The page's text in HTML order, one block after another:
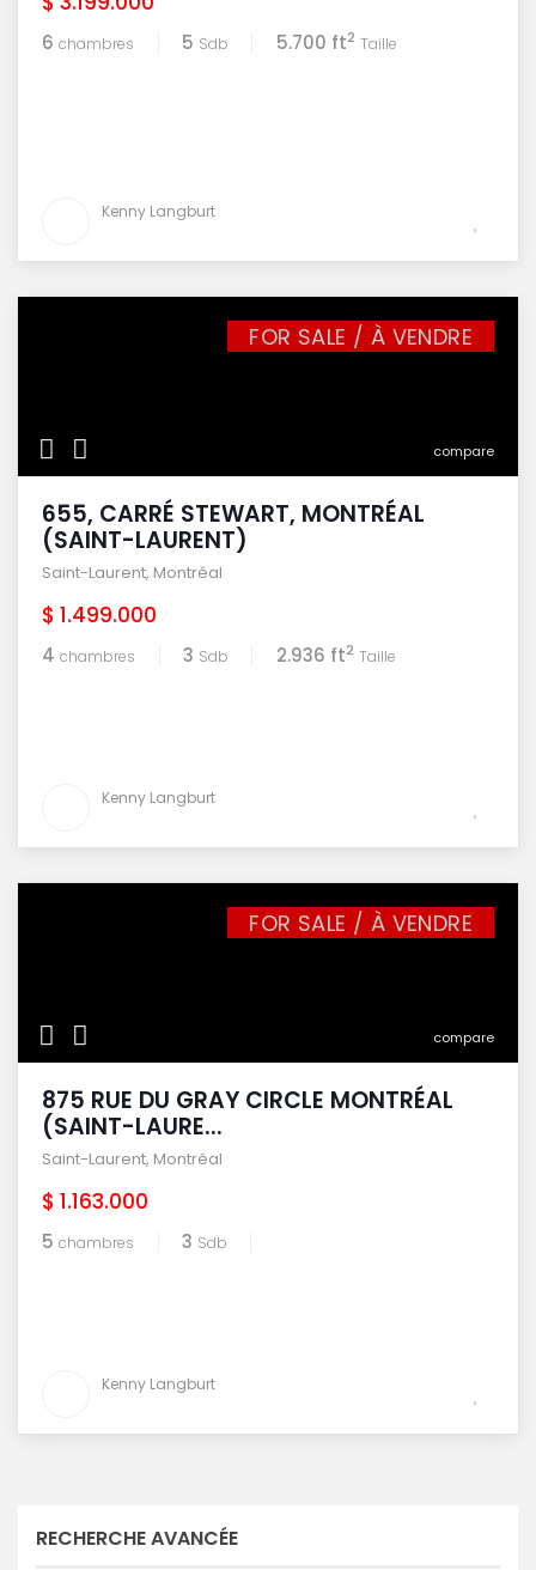
6 chambres 5 Sdb 5.700 ft2 Taille
Kenny Langburt
compare
FOR SALE / À VENDRE
655, CARRÉ STEWART, MONTRÉAL
(SAINT-LAURENT)
Saint-Laurent, Montréal
$ 1.499.000
4 chambres 3 Sdb 2.936 ft2 Taille
Kenny Langburt
compare
FOR SALE / À VENDRE
875 RUE DU GRAY CIRCLE MONTRÉAL
(SAINT-LAURE...
Saint-Laurent, Montréal
$ 1.163.000
5 chambres 3 Sdb
Kenny Langburt
RECHERCHE AVANCÉE